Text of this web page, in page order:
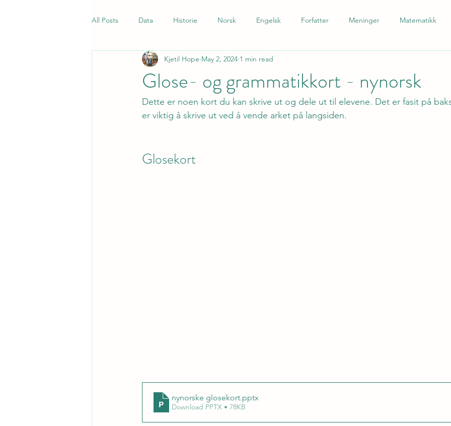
All Posts Data Historie Norsk Engelsk Forfatter Meninger Matematikk
Samfunnsfag Quiz Norsk som andrespråk
Glose- og grammatikkort - nynorsk
Kjetil Hope May 2, 2024 1 min read
Dette er noen kort du kan skrive ut og dele ut til elevene. Det er fasit på
er viktig å skrive ut ved å vende arket på langsiden.
Glosekort
nynorske glosekort.pptx
Download PPTX • 78KB